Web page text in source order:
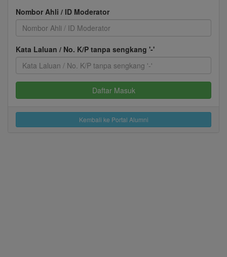
Nombor Ahli / ID Moderator
Kata Laluan / No. K/P tanpa sengkang '-'
Kembali ke Portal Alumni